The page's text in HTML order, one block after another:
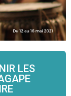
LES